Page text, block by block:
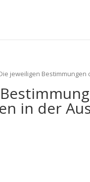
jeweiligen
in der